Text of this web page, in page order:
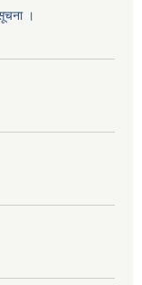
।